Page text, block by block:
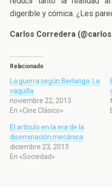
digerible y cómica. ¿Les
Carlos Corredera
Relacionado
La guerra según Berlanga: La
vaquilla
noviembre 22, 2013
En «Cine Clásico»
El artículo en la era de la
diseminación mecánica
diciembre 23, 2013
En «Sociedad»